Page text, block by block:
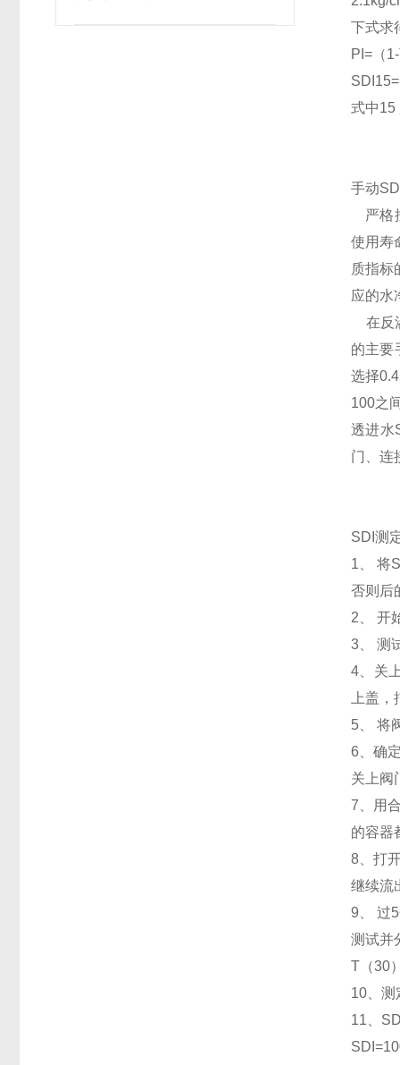
下式求
PI=（
式中15
手动
严格
使用寿
质指标
应的水
在反
的主要
选择
100之
透进水
门、连
SDI测
1、 将
否则后
2、 开
3、 测
4、关
上盖
5、 将
6、确
关上阀
7、用
的容器
8、打
继续流
9、 过
测试并
T（30
10、测
11、